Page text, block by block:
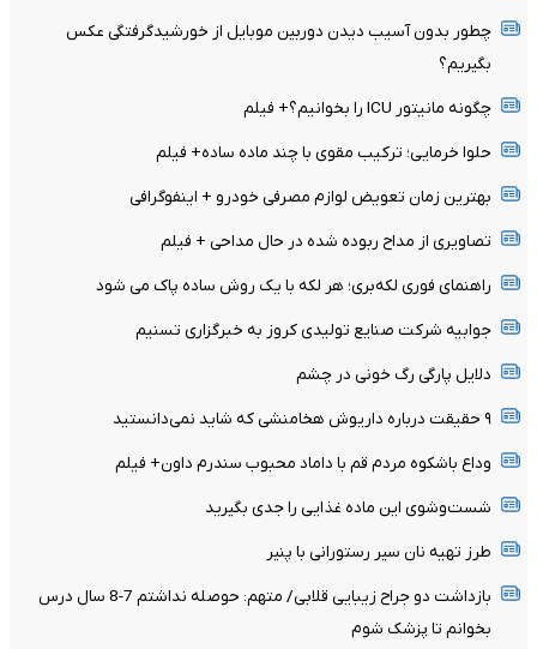
چطور بدون آسیب دیدن دوربین موبایل از خورشیدگرفتگی عکس
بگیریم؟
چگونه مانیتور ICU را بخوانیم؟+ فیلم
حلوا خرمایی؛ ترکیب مقوی با چند ماده ساده+ فیلم
بهترین زمان تعویض لوازم مصرفی خودرو + اینفوگرافی
تصاویری از مداح ربوده شده در حال مداحی + فیلم
راهنمای فوری لکه‌بری؛ هر لکه با یک روش ساده پاک می شود
جوابیه شرکت صنایع تولیدی کروز به خبرگزاری تسنیم
دلایل پارگی رگ خونی در چشم
۹ حقیقت درباره داریوش هخامنشی که شاید نمی‌دانستید
وداع باشکوه مردم قم با داماد محبوب سندرم داون+ فیلم
شست‌وشوی این ماده غذایی را جدی بگیرید
طرز تهیه نان سیر رستورانی با پنیر
بازداشت دو جراح زیبایی قلابی/ متهم: حوصله نداشتم 7-8 سال درس
بخوانم تا پزشک شوم